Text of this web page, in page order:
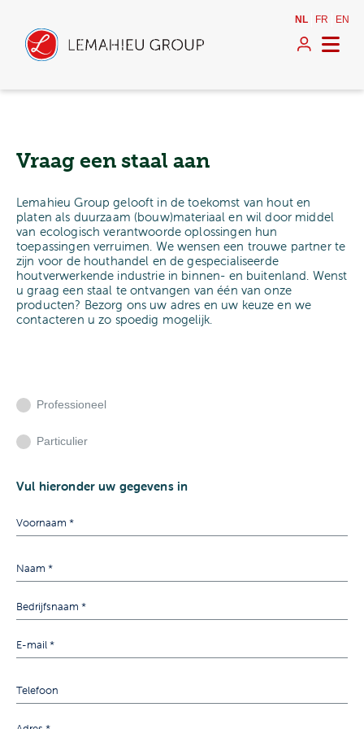
NL FR EN
Vraag een staal aan
Lemahieu Group gelooft in de toekomst van hout en
platen als duurzaam (bouw)materiaal en wil door middel
van ecologisch verantwoorde oplossingen hun
toepassingen verruimen. We wensen een trouwe partner te
zijn voor de houthandel en de gespecialiseerde
houtverwerkende industrie in binnen- en buitenland. Wenst
u graag een staal te ontvangen van één van onze
producten? Bezorg ons uw adres en uw keuze en we
contacteren u zo spoedig mogelijk.
Professioneel
Particulier
Vul hieronder uw gegevens in